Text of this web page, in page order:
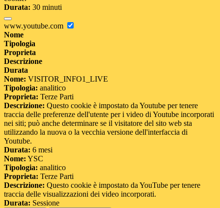
Durata: 30 minuti
www.youtube.com
Nome
Tipologia
Proprieta
Descrizione
Durata
Nome: VISITOR_INFO1_LIVE
Tipologia: analitico
Proprieta: Terze Parti
Descrizione: Questo cookie è impostato da Youtube per tenere
traccia delle preferenze dell'utente per i video di Youtube incorporati
nei siti; può anche determinare se il visitatore del sito web sta
utilizzando la nuova o la vecchia versione dell'interfaccia di
Youtube.
Durata: 6 mesi
Nome: YSC
Tipologia: analitico
Proprieta: Terze Parti
Descrizione: Questo cookie è impostato da YouTube per tenere
traccia delle visualizzazioni dei video incorporati.
Durata: Sessione